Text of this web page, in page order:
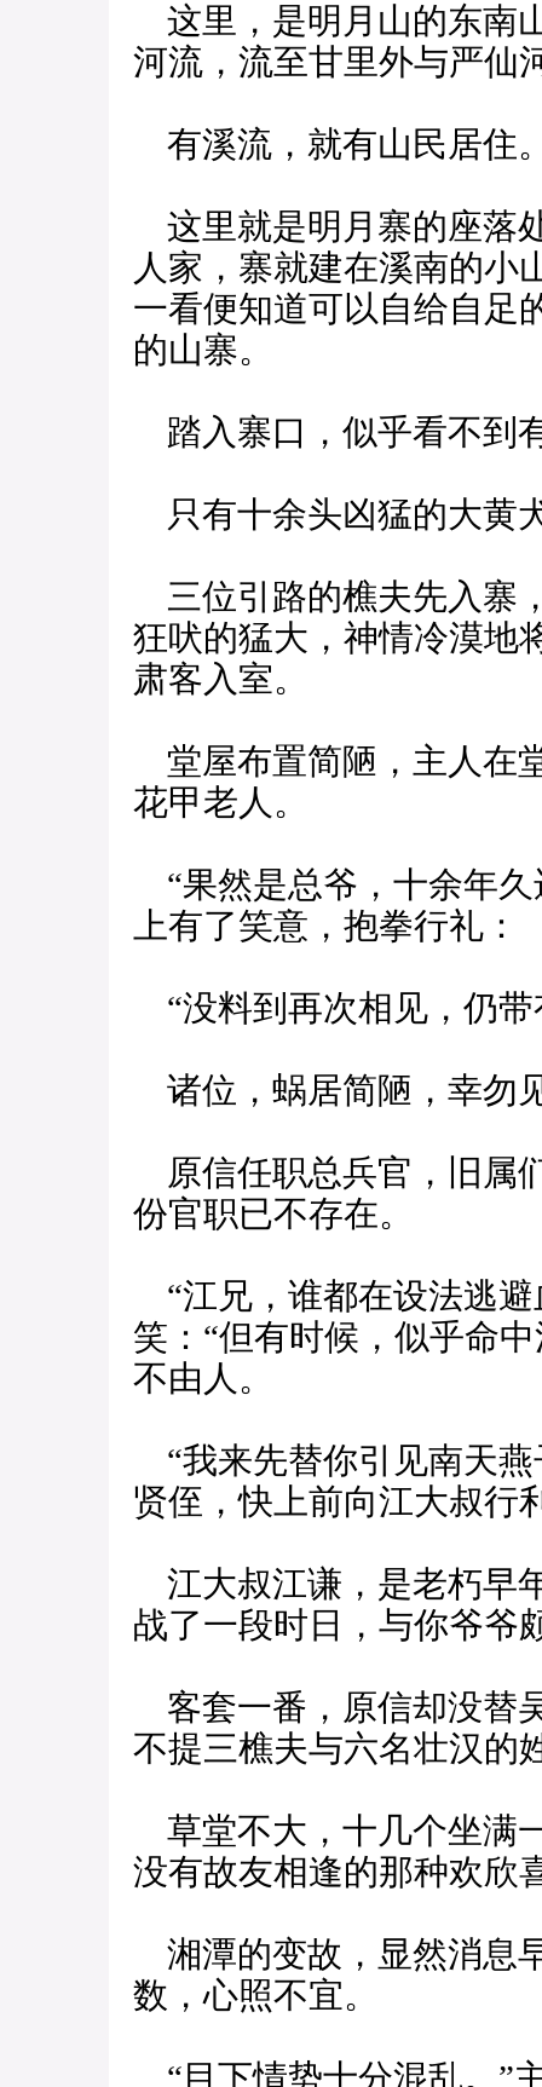
这里，是明月山的东南
河流，流至甘里外与严仙
有溪流，就有山民居住
这里就是明月寨的座落
人家，寨就建在溪南的小
一看便知道可以自给自足
的山寨。
踏入寨口，似乎看不到
只有十余头凶猛的大黄
三位引路的樵夫先入寨
狂吠的猛大，神情冷漠地
肃客入室。
堂屋布置简陋，主人在
花甲老人。
“果然是总爷，十余年久
上有了笑意，抱拳行礼：
“没料到再次相见，仍带
诸位，蜗居简陋，幸勿
原信任职总兵官，旧属
份官职已不存在。
“江兄，谁都在设法逃避
笑：“但有时候，似乎命
不由人。
“我来先替你引见南天
贤侄，快上前向江大叔行
江大叔江谦，是老朽早
战了一段时日，与你爷爷
客套一番，原信却没替
不提三樵夫与六名壮汉的
草堂不大，十几个坐满
没有故友相逢的那种欢欣
湘潭的变故，显然消息
数，心照不宜。
“目下情势十分混乱。”